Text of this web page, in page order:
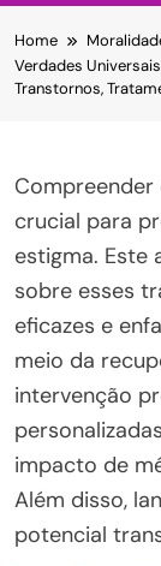
to
content
Home
Verdades
Transtornos,
crucial para
estigma. Este
sobre esses
eficazes e
meio da
intervenção
impacto de
Além disso,
potencial